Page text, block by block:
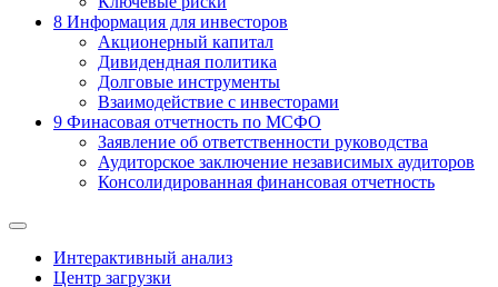
8 Информация для инвесторов
Акционерный капитал
Дивидендная политика
Долговые инструменты
Взаимодействие с инвеcторами
9 Финасовая отчетность по МСФО
Заявление об ответственности руководства
Аудиторское заключение независимых аудиторов
Консолидированная финансовая отчетность
Интерактивный анализ
Центр загрузки